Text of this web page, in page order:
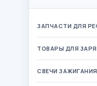
ЗАПЧАСТИ ДЛЯ
ТОВАРЫ ДЛЯ
СВЕЧИ ЗАЖИГАНИЯ